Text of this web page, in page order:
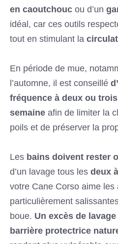
en caoutchouc ou d’un
idéal, car ces outils
tout en stimulant la
En période de mue,
l’automne, il est conseillé
fréquence à deux ou
semaine afin de limiter la
poils et de préserver la
Les bains doivent rester
d’un lavage tous les deux
votre Cane Corso aime les
particulièrement
boue. Un excès de
barrière protectrice